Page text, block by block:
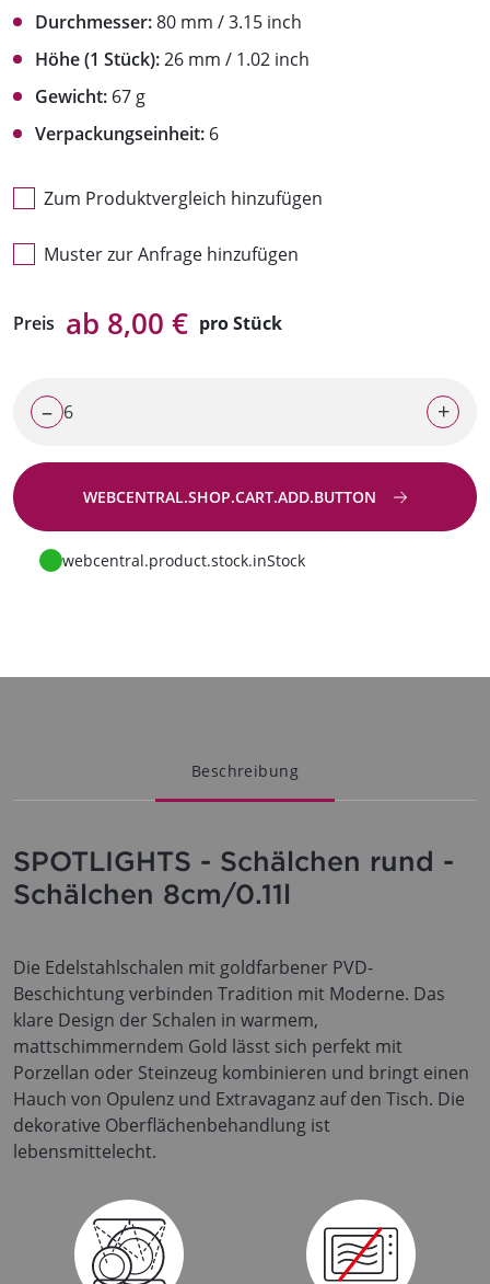
Durchmesser:80 mm / 3.15 inch
Höhe (1 Stück):26 mm / 1.02 inch
Gewicht: 67 g
Verpackungseinheit: 6
Zum Produktvergleich hinzufügen
Muster zur Anfrage hinzufügen
Preis ab 8,00 € pro Stück
– +
WEBCENTRAL.SHOP.CART.ADD.BUTTON
Zur Anfrage
webcentral.product.stock.inStock
Beschreibung
SPOTLIGHTS - Schälchen rund -
Schälchen 8cm/0.11l
Die Edelstahlschalen mit goldfarbener PVD-
Beschichtung verbinden Tradition mit Moderne. Das
klare Design der Schalen in warmem,
mattschimmerndem Gold lässt sich perfekt mit
Porzellan oder Steinzeug kombinieren und bringt einen
Hauch von Opulenz und Extravaganz auf den Tisch. Die
dekorative Oberflächenbehandlung ist
lebensmittelecht.